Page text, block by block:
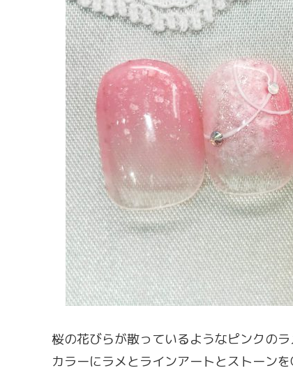
桜の花びらが散っているようなピンクの
カラーにラメとラインアートとストーン